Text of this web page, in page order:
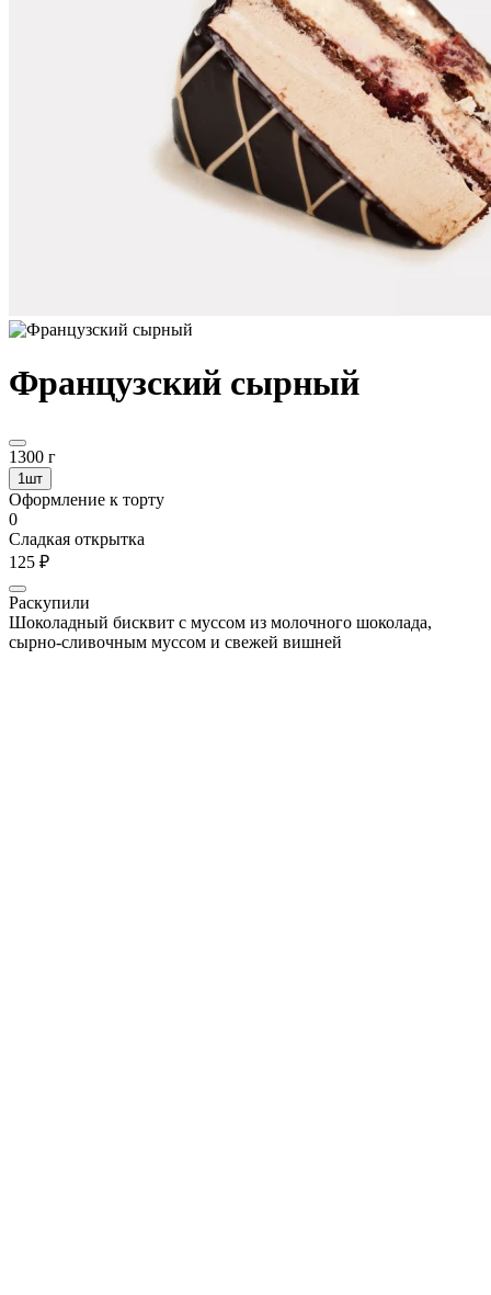
Французский сырный
1300 г
1шт
Оформление к торту
0
Сладкая открытка
125 ₽
Раскупили
Шоколадный бисквит с муссом из молочного шоколада,
сырно-сливочным муссом и свежей вишней